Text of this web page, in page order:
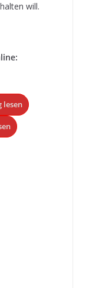
will.
lesen